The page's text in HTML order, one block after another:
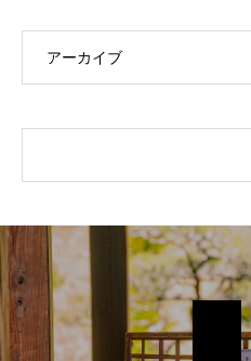
アーカイブ